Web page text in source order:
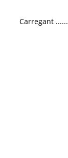
Carregant ......